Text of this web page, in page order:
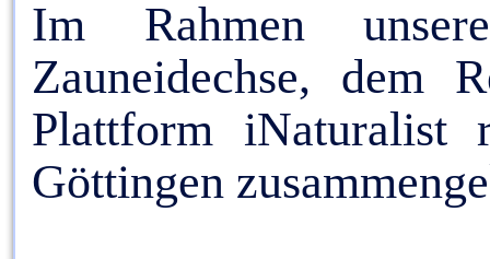
Im Rahmen
Zauneidechse, dem
Plattform iNaturalist
Göttingen